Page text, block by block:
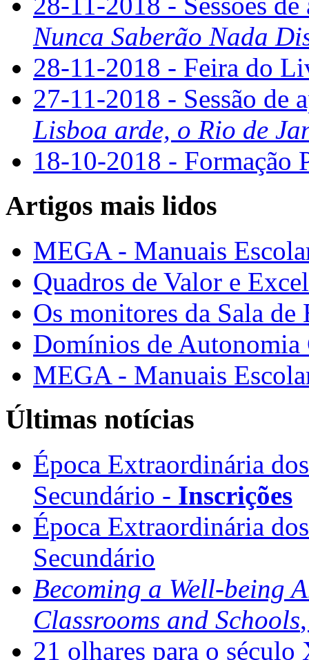
Nunca Saberão Nada
28-11-2018 - Feira do
27-11-2018 - Sessão de
Lisboa arde, o Rio de
18-10-2018 - Formação
Artigos mais lidos
MEGA - Manuais
Quadros de Valor e
Os monitores da Sala de
Domínios de Autonomia
MEGA - Manuais
Últimas notícias
Época Extraordinária
Secundário - Inscrições
Época Extraordinária
Secundário
Becoming a Well-being
Classrooms and Schools
21 olhares para o